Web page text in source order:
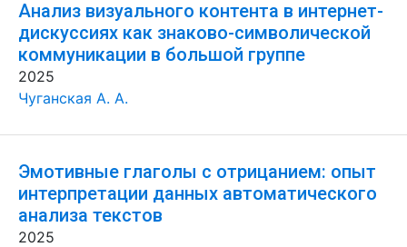
Анализ визуального контента в интернет-
дискуссиях как знаково-символической
коммуникации в большой группе
2025
Чуганская А. А.
Эмотивные глаголы с отрицанием: опыт
интерпретации данных автоматического
анализа текстов
2025